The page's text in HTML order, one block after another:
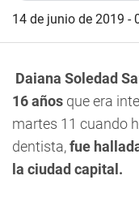
14 de junio de 2019 -
Daiana Soledad
16 años que era
martes 11 cuando
dentista,fue
la ciudad capital.